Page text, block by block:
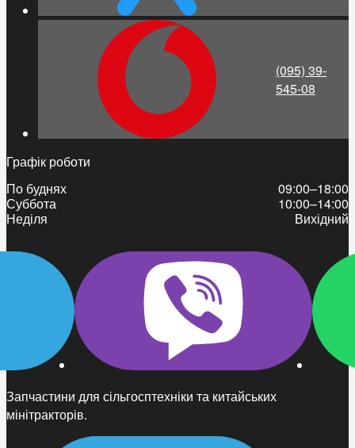
Запчастини для сільгосптехніки та китайських
мінітракторів.
(095) 39-
545-08
Графік роботи
По буднях
09:00–18:00
Суббота
10:00–14:00
Неділя
Вихідний